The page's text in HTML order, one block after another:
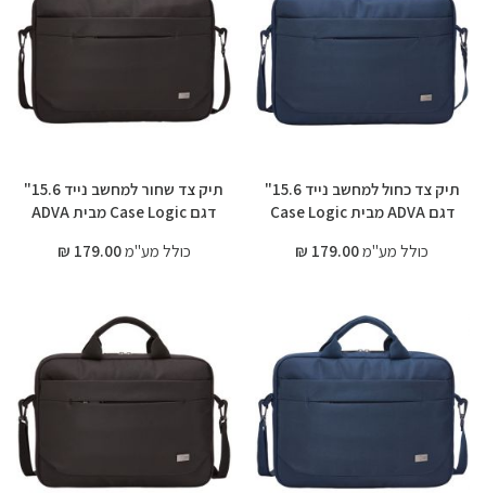
תיק צד כחול למחשב נייד 15.6"
דגם ADVA מבית Case Logic
כולל מע"מ179.00 ₪
תיק צד שחור למחשב נייד 15.6"
דגם Case Logic מבית ADVA
כולל מע"מ179.00 ₪